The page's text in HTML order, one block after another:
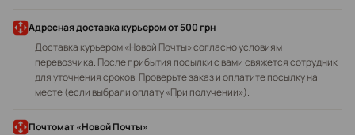
Адресная доставка курьеромот 500 грн
Доставка курьером «Новой Почты» согласно условиям
перевозчика. После прибытия посылки с вами свяжется сотрудник
для уточнения сроков. Проверьте заказ и оплатите посылку на
месте (если выбрали оплату «При получении»).
Почтомат «Новой Почты»